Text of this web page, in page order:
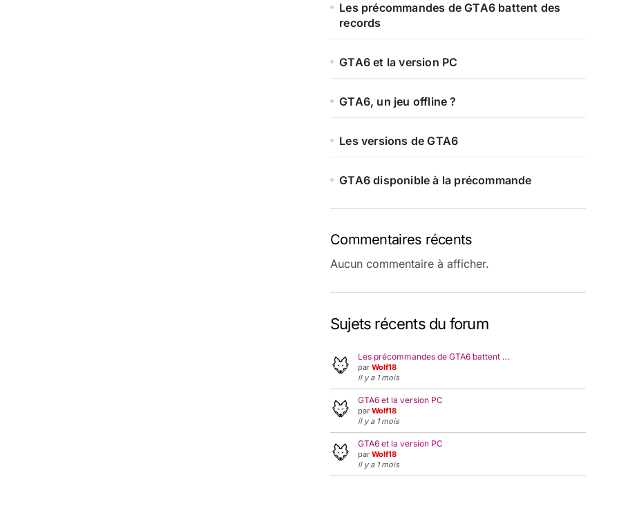
Les précommandes de GTA6 battent des
records
GTA6 et la version PC
GTA6, un jeu offline ?
Les versions de GTA6
GTA6 disponible à la précommande
Commentaires récents
Aucun commentaire à afficher.
Sujets récents du forum
Les précommandes de GTA6 battent …
par Wolf18
il y a 1 mois
GTA6 et la version PC
par Wolf18
il y a 1 mois
GTA6 et la version PC
par Wolf18
il y a 1 mois